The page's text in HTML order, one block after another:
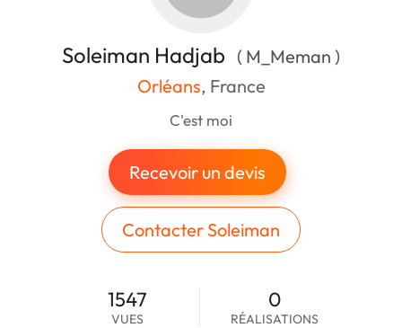
Soleiman Hadjab ( M_Meman )
Orléans, France
C'est moi
Recevoir un devis
Contacter Soleiman
1547
VUES
0
RÉALISATIONS